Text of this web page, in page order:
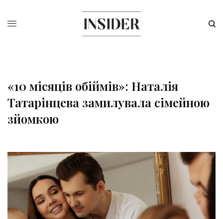
«10 місяців обіймів»: Наталія
Татарінцева замилувала сімейною
зйомкою